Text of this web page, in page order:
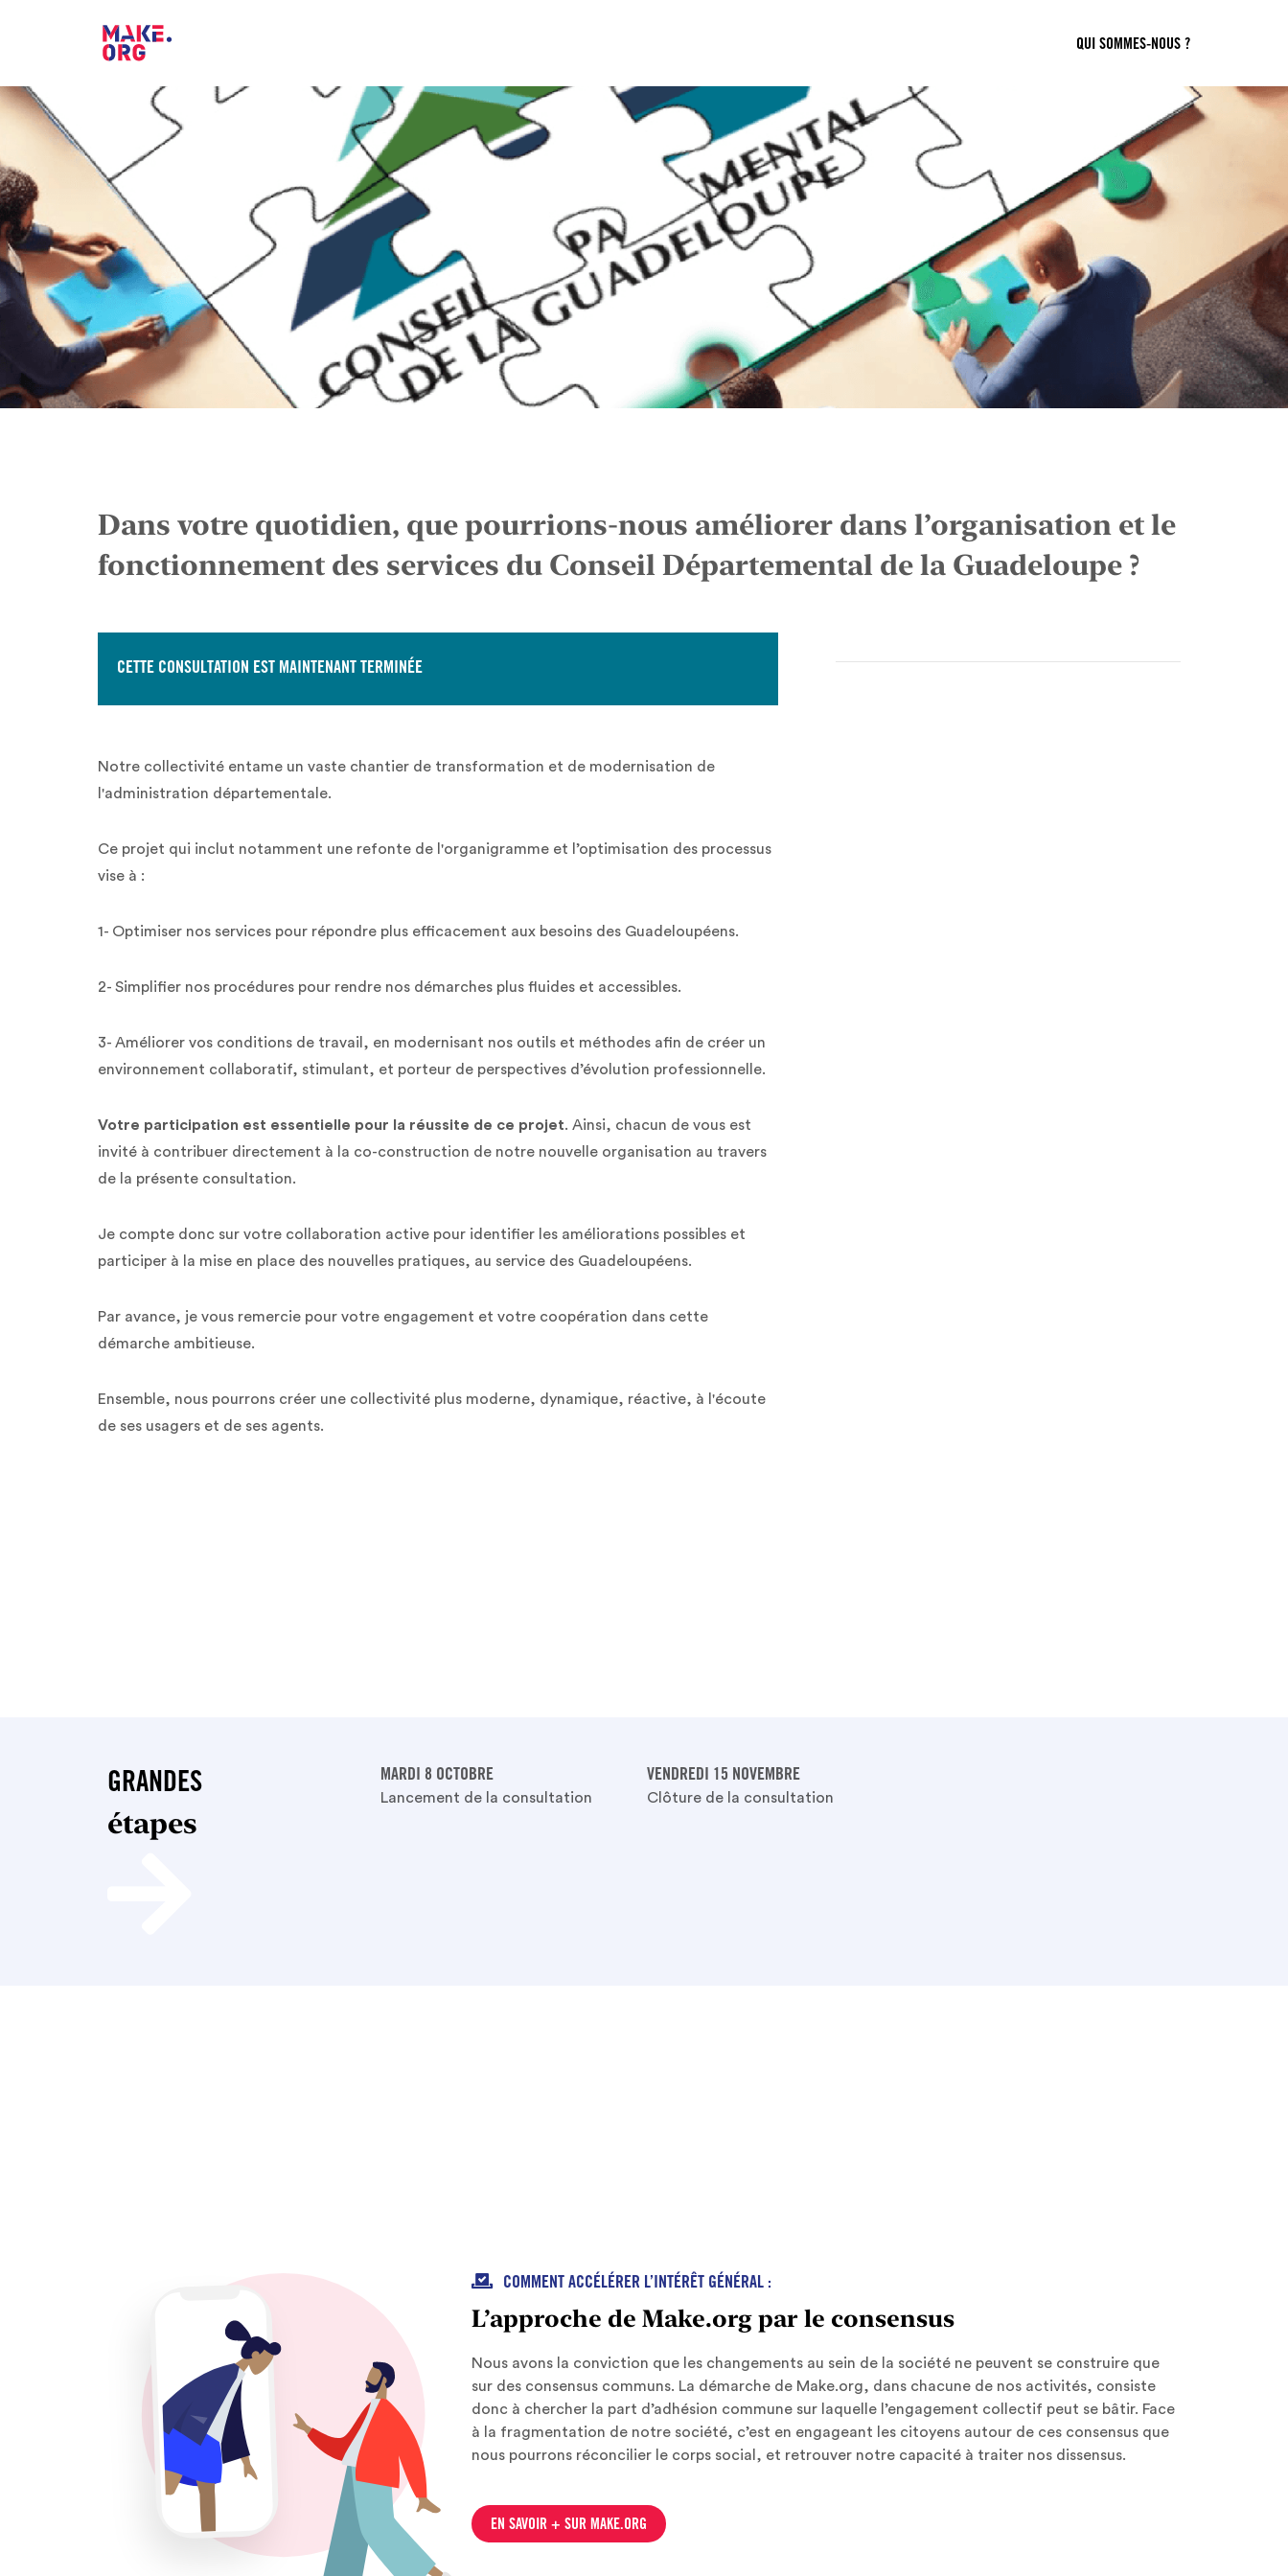
QUI SOMMES-NOUS ?
Dans votre quotidien, que pourrions-nous améliorer dans l’organisation et le
fonctionnement des services du Conseil Départemental de la Guadeloupe ?
CETTE CONSULTATION EST MAINTENANT TERMINÉE
Notre collectivité entame un vaste chantier de transformation et de modernisation de
l'administration départementale.
Ce projet qui inclut notamment une refonte de l'organigramme et l’optimisation des processus
vise à :
1- Optimiser nos services pour répondre plus efficacement aux besoins des Guadeloupéens.
2- Simplifier nos procédures pour rendre nos démarches plus fluides et accessibles.
3- Améliorer vos conditions de travail, en modernisant nos outils et méthodes afin de créer un
environnement collaboratif, stimulant, et porteur de perspectives d’évolution professionnelle.
Votre participation est essentielle pour la réussite de ce projet. Ainsi, chacun de vous est
invité à contribuer directement à la co-construction de notre nouvelle organisation au travers
de la présente consultation.
Je compte donc sur votre collaboration active pour identifier les améliorations possibles et
participer à la mise en place des nouvelles pratiques, au service des Guadeloupéens.
Par avance, je vous remercie pour votre engagement et votre coopération dans cette
démarche ambitieuse.
Ensemble, nous pourrons créer une collectivité plus moderne, dynamique, réactive, à l'écoute
de ses usagers et de ses agents.
GRANDES
étapes
MARDI 8 OCTOBRE
Lancement de la consultation
VENDREDI 15 NOVEMBRE
Clôture de la consultation
 COMMENT ACCÉLÉRER L’INTÉRÊT GÉNÉRAL :
L’approche de Make.org par le consensus
Nous avons la conviction que les changements au sein de la société ne peuvent se construire que
sur des consensus communs. La démarche de Make.org, dans chacune de nos activités, consiste
donc à chercher la part d’adhésion commune sur laquelle l’engagement collectif peut se bâtir. Face
à la fragmentation de notre société, c’est en engageant les citoyens autour de ces consensus que
nous pourrons réconcilier le corps social, et retrouver notre capacité à traiter nos dissensus.
EN SAVOIR + SUR MAKE.ORG